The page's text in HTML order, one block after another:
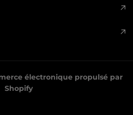
électronique propulsé par
Shopify